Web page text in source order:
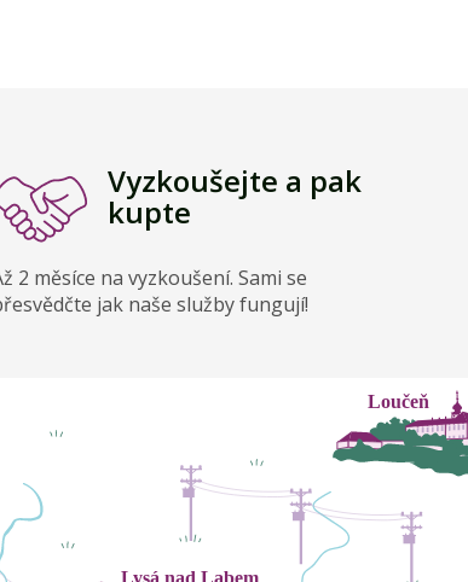
Vyzkoušejte a pak
kupte
2 měsíce na vyzkoušení. Sami se
jak naše služby fungují!